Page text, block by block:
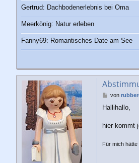
Gertrud: Dachbodenerlebnis bei Oma
Meerkönig: Natur erleben
Fanny69: Romantisches Date am See
B
i
r
von
Hallihallo,
hier kommt
Für mich